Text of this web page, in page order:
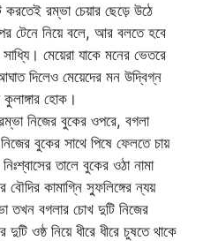
করতেই রম্ভা চেয়ার ছেড়ে উঠে
টেনে নিয়ে বলে, আর বলতে হবে
মেয়েরা যাকে মনের ভেতরে
দিলেও মেয়েদের মন উদ্বিগ্ন
হোক।
নিজের বুকের ওপরে, বগলা
বুকের সাথে পিষে ফেলতে চায়
তালে বুকের ওঠা নামা
কামাগ্নি স্ফুলিঙ্গের ন্যয়
তখন বগলার চোখ দুটি নিজের
ওষ্ঠ নিয়ে ধীরে ধীরে চুষতে থাকে